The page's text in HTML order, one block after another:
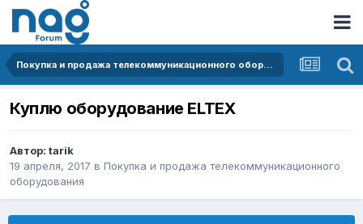
Покупка и продажа телекоммуникационного оборудования
Куплю оборудование ELTEX
Автор: tarik
19 апреля, 2017 в Покупка и продажа телекоммуникационного
оборудования